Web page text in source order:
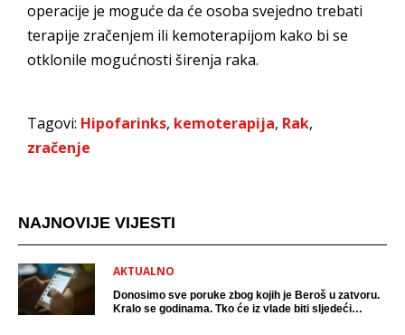
operacije je moguće da će osoba svejedno trebati
terapije zračenjem ili kemoterapijom kako bi se
otklonile mogućnosti širenja raka.
Tagovi: Hipofarinks, kemoterapija, Rak,
zračenje
NAJNOVIJE VIJESTI
AKTUALNO
Donosimo sve poruke zbog kojih je Beroš u zatvoru.
Kralo se godinama. Tko će iz vlade biti sljedeći